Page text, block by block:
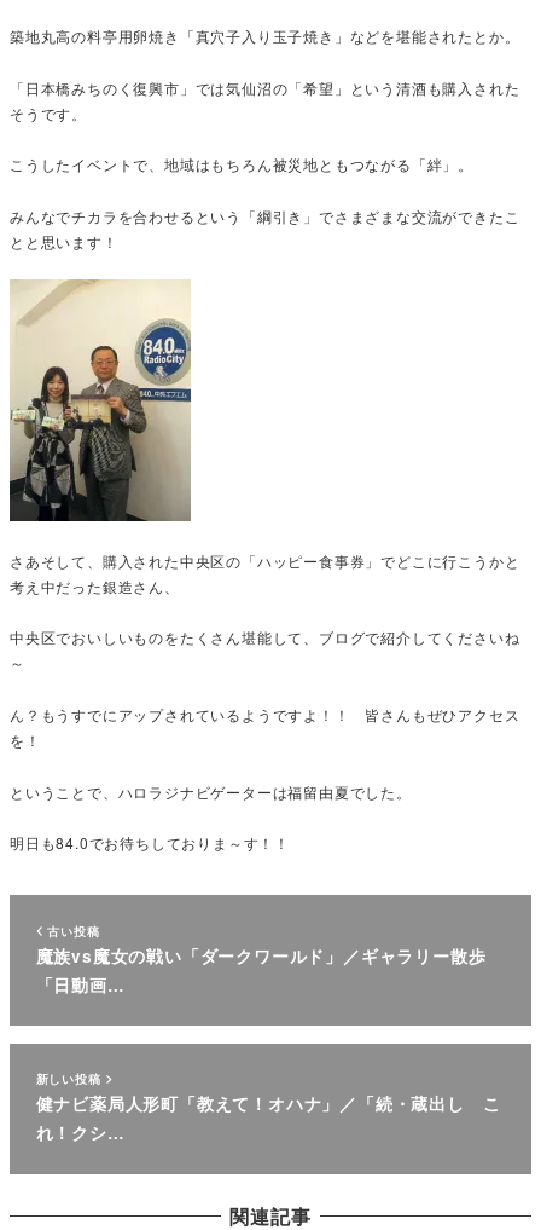
築地丸高の料亭用卵焼き「真穴子入り玉子焼き」などを堪能されたとか。
「日本橋みちのく復興市」では気仙沼の「希望」という清酒も購入された
そうです。
こうしたイベントで、地域はもちろん被災地ともつながる「絆」。
みんなでチカラを合わせるという「綱引き」でさまざまな交流ができたこ
とと思います！
さあそして、購入された中央区の「ハッピー食事券」でどこに行こうかと
考え中だった銀造さん、
中央区でおいしいものをたくさん堪能して、ブログで紹介してくださいね
～
ん？もうすでにアップされているようですよ！！ 皆さんもぜひアクセス
を！
ということで、ハロラジナビゲーターは福留由夏でした。
明日も84.0でお待ちしておりま～す！！
古い投稿
魔族vs魔女の戦い「ダークワールド」／ギャラリー散歩
「日動画…
新しい投稿
健ナビ薬局人形町「教えて！オハナ」／「続・蔵出し こ
れ！クシ…
関連記事